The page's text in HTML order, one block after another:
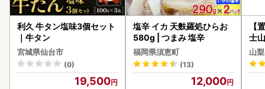
利久 牛タン塩味3個セット
｜牛タン
宮城県仙台市
(0)
19,500
塩辛 イカ 天麩羅処ひらお
580g | つまみ 塩辛
福岡県須恵町
(13)
12,000
【
士
180
山